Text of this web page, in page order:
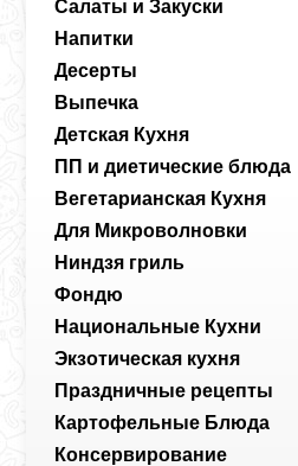
Салаты и Закуски
Напитки
Десерты
Выпечка
Детская Кухня
ПП и диетические блюда
Вегетарианская Кухня
Для Микроволновки
Ниндзя гриль
Фондю
Национальные Кухни
Экзотическая кухня
Праздничные рецепты
Картофельные Блюда
Консервирование